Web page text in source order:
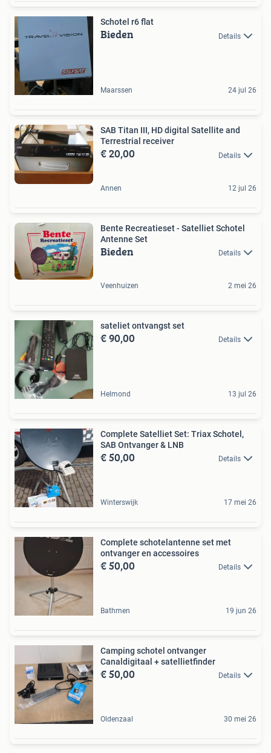
Schotel r6 flat
Bieden Details
Maarssen 24 jul 26
SAB Titan III, HD digital Satellite and
Terrestrial receiver
€ 20,00 Details
Annen 12 jul 26
Bente Recreatieset - Satelliet Schotel
Antenne Set
Bieden Details
Veenhuizen 2 mei 26
sateliet ontvangst set
€ 90,00 Details
Helmond 13 jul 26
Complete Satelliet Set: Triax Schotel,
SAB Ontvanger & LNB
€ 50,00 Details
Winterswijk 17 mei 26
Complete schotelantenne set met
ontvanger en accessoires
€ 50,00 Details
Bathmen 19 jun 26
Camping schotel ontvanger
Canaldigitaal + satellietfinder
€ 50,00 Details
Oldenzaal 30 mei 26